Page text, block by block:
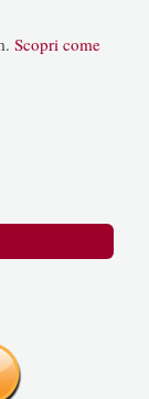
Scopri come